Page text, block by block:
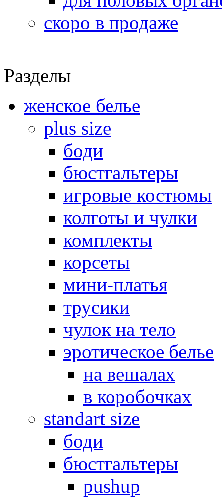
скоро в продаже
Разделы
женское белье
plus size
боди
бюстгальтеры
игровые костюмы
колготы и чулки
комплекты
корсеты
мини-платья
трусики
чулок на тело
эротическое белье
на вешалах
в коробочках
standart size
боди
бюстгальтеры
pushup